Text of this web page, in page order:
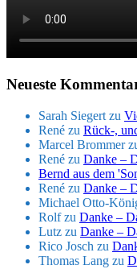
Neueste
Sarah Siegert zu
René zu Rück-,
Marcel Brommer
René zu Danke –
Bernd aus dem
René zu Danke –
Michael Otto-
Rolfzu Danke –
Lutz zu Danke –
Rico Josch zu
Thomas Lang zu